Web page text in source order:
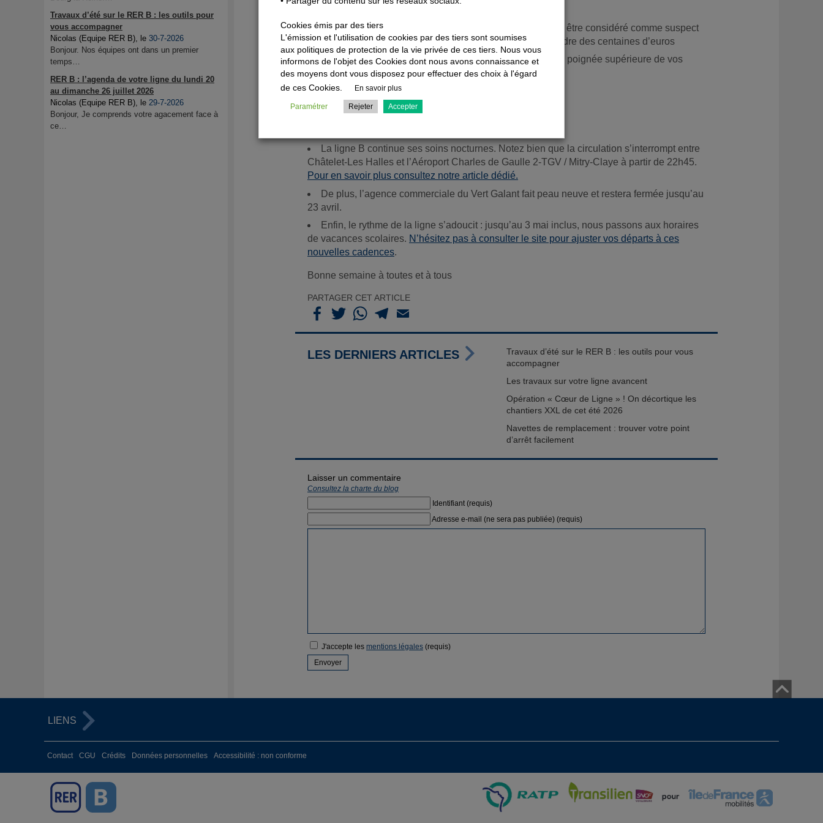
Travaux d’été sur le RER B : les outils pour
vous accompagner
Nicolas (Equipe RER B), le 30-7-2026
Bonjour. Nos équipes ont dans un premier
temps…
RER B : l’agenda de votre ligne du lundi 20
au dimanche 26 juillet 2026
Nicolas (Equipe RER B), le 29-7-2026
Bonjour, Je comprends votre agacement face à
ce…
Un bagage sans nom est un bagage vulnérable qui peut être considéré comme suspect
et même être détruit, sans compter l’amende qui peut atteindre des centaines d’euros
Prenez donc un instant pour accrocher votre identité à la poignée supérieure de vos
valises
Les travaux et le rythme des vacances
La ligne B continue ses soins nocturnes. Notez bien que la circulation s’interrompt entre
Châtelet-Les Halles et l’Aéroport Charles de Gaulle 2-TGV / Mitry-Claye à partir de 22h45.
Pour en savoir plus consultez notre article dédié.
De plus, l’agence commerciale du Vert Galant fait peau neuve et restera fermée jusqu’au
23 avril.
Enfin, le rythme de la ligne s’adoucit : jusqu’au 3 mai inclus, nous passons aux horaires
de vacances scolaires. N’hésitez pas à consulter le site pour ajuster vos départs à ces
nouvelles cadences.
Bonne semaine à toutes et à tous
PARTAGER CET ARTICLE
LES DERNIERS ARTICLES
Travaux d’été sur le RER B : les outils pour vous
accompagner
Les travaux sur votre ligne avancent
Opération « Cœur de Ligne » ! On décortique les
chantiers XXL de cet été 2026
Navettes de remplacement : trouver votre point
d’arrêt facilement
Laisser un commentaire
Consultez la charte du blog
Identifiant (requis)
Adresse e-mail (ne sera pas publiée) (requis)
J'accepte les mentions légales (requis)
LIENS
Contact CGU Crédits Données personnelles Accessibilité : non conforme
Cookies émis par des tiers
L'émission et l'utilisation de cookies par des tiers sont soumises
aux politiques de protection de la vie privée de ces tiers. Nous vous
informons de l'objet des Cookies dont nous avons connaissance et
des moyens dont vous disposez pour effectuer des choix à l'égard
de ces Cookies.
En savoir plus
Paramétrer Rejeter Accepter